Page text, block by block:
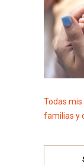
Todas
familias y